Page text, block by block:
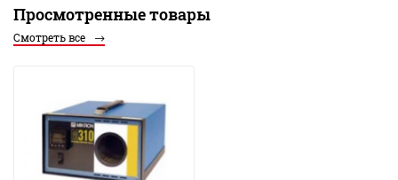
Просмотренные товары
Смотреть все